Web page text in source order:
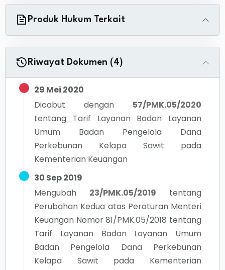
Produk Hukum Terkait
Riwayat Dokumen (4)
29 Mei 2020
Dicabut dengan
57/PMK.05/2020
tentang Tarif Layanan Badan Layanan
Umum Badan Pengelola Dana
Perkebunan Kelapa Sawit pada
Kementerian Keuangan
30 Sep 2019
Mengubah
23/PMK.05/2019
tentang
Perubahan Kedua atas Peraturan Menteri
Keuangan Nomor 81/PMK.05/2018 tentang
Tarif Layanan Badan Layanan Umum
Badan Pengelola Dana Perkebunan
Kelapa Sawit pada Kementerian